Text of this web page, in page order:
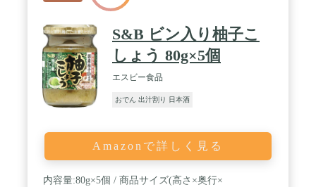
S&B ビン入り柚子こ
しょう 80g×5個
エスビー食品
おでん 出汁割り 日本酒
Amazonで詳しく見る
内容量:80g×5個 / 商品サイズ(高さ×奥行×